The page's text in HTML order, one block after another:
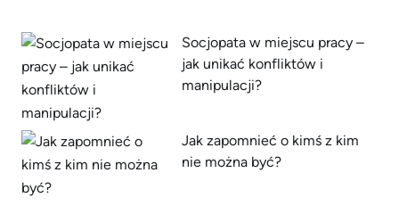
Socjopata w miejscu pracy –
jak unikać konfliktów i
manipulacji?
Jak zapomnieć o kimś z kim
nie można być?